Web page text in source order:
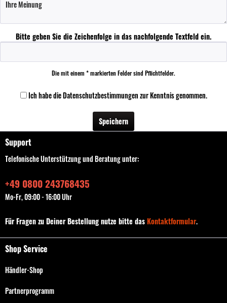
Bitte geben Sie die Zeichenfolge in das nachfolgende Textfeld ein.
Die mit einem * markierten Felder sind Pflichtfelder.
Ich habe dieDatenschutzbestimmungenzur Kenntnis genommen.
Speichern
Support
Telefonische Unterstützung und Beratung unter:
+49 0800 243768435
Mo-Fr, 09:00 - 16:00 Uhr
Für Fragen zu Deiner Bestellung nutze bitte dasKontaktformular.
Shop Service
Händler-Shop
Partnerprogramm